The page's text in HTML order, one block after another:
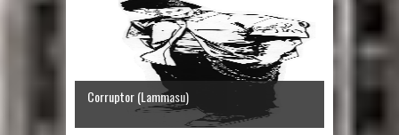
Corruptor (Lammasu)